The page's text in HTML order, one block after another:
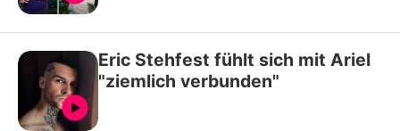
Eric Stehfest fühlt sich mit Ariel
"ziemlich verbunden"